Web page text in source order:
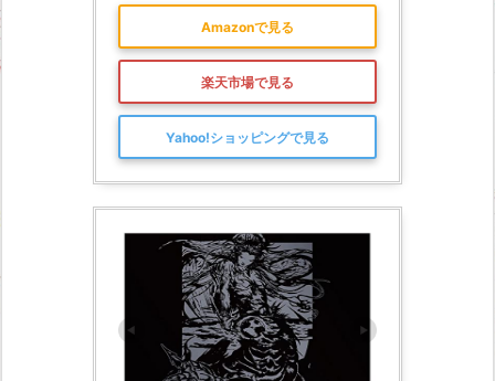
Amazonで見る
楽天市場で見る
Yahoo!ショッピングで見る